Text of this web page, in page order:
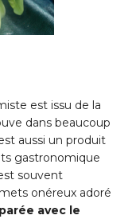
est issu de la
dans beaucoup
aussi un produit
gastronomique
souvent
onéreux adoré
avec le